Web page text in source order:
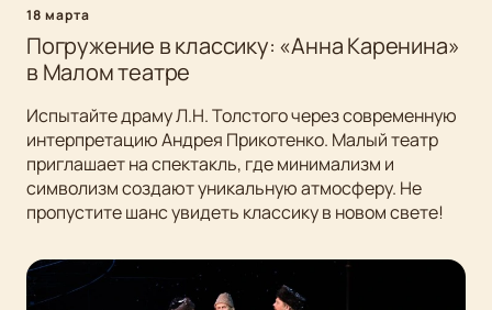
18 марта
Погружение в классику: «Анна Каренина»
в Малом театре
Испытайте драму Л.Н. Толстого через современную
интерпретацию Андрея Прикотенко. Малый театр
приглашает на спектакль, где минимализм и
символизм создают уникальную атмосферу. Не
пропустите шанс увидеть классику в новом свете!